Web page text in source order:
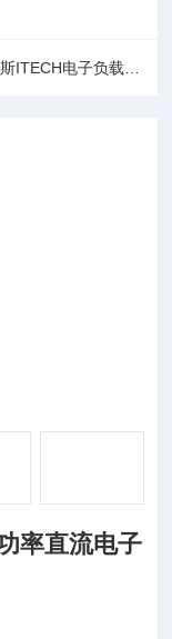
ITECH电子负载
率直流电子